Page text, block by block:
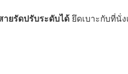
ายรัดปรับระดับได้ ยึดเบาะกับที่นั่